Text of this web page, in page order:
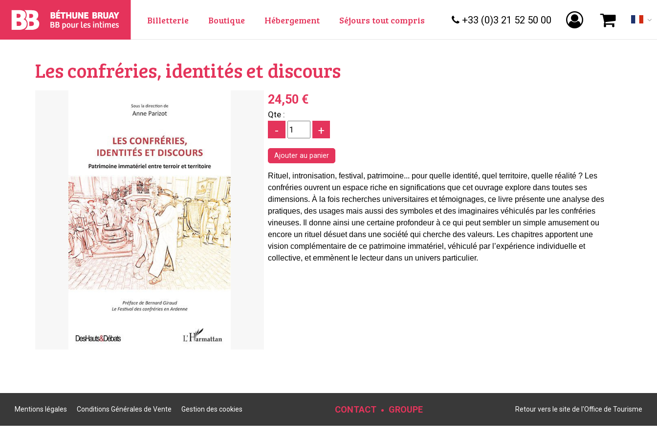
Billetterie Boutique Hébergement Séjours tout compris +33 (0)3 21 52 50 00
Les confréries, identités et discours
24,50 €
Qte :
- +
Rituel, intronisation, festival, patrimoine... pour quelle identité, quel territoire, quelle réalité ? Les
confréries ouvrent un espace riche en significations que cet ouvrage explore dans toutes ses
dimensions. À la fois recherches universitaires et témoignages, ce livre présente une analyse des
pratiques, des usages mais aussi des symboles et des imaginaires véhiculés par les confréries
vineuses. Il donne ainsi une certaine profondeur à ce qui peut sembler un simple amusement ou
encore un rituel désuet dans une société qui cherche des valeurs. Les chapitres apportent une
vision complémentaire de ce patrimoine immatériel, véhiculé par l’expérience individuelle et
collective, et emmènent le lecteur dans un univers particulier.
Mentions légales Conditions Générales de Vente Gestion des cookies CONTACT GROUPE Retour vers le site de l'Office de Tourisme